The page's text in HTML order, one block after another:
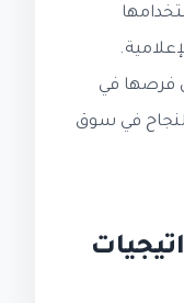
فرصها في
في سوق